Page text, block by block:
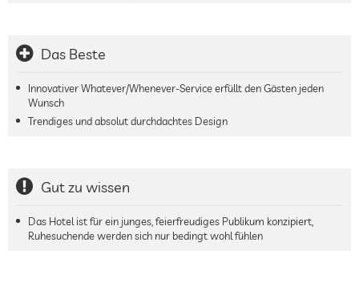
Das Beste
Innovativer Whatever/Whenever-Service erfüllt den Gästen jeden
Wunsch
Trendiges und absolut durchdachtes Design
Gut zu wissen
Das Hotel ist für ein junges, feierfreudiges Publikum konzipiert,
Ruhesuchende werden sich nur bedingt wohl fühlen